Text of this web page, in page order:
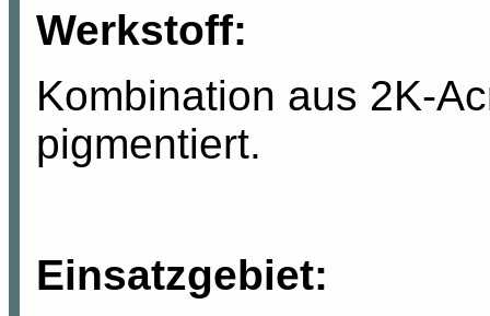
Werkstoff:
Kombination aus 2K-
pigmentiert.
Einsatzgebiet: